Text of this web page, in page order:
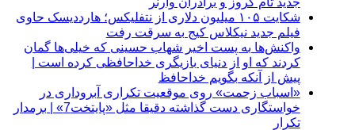
شکایت ۱۰۵ میلیون دلاری از نتفلیکس؛ هارددیسک حاوی
فیلم جدید نیکلاس کیج به سرقت رفت
واکنش‌ها به پست اخیر شهاب حسینی که خیلی‌ها گمان
کردند که او از دنیای بازیگری خداحافظی کرده است |
پیش از آنکه بگویم خداحافظ
«اسباب زحمت» روی موقعیت تکراری آبروداری در
خواستگاری دست گذاشته دقیقا مثل «پایتخت7» | برمدار
تکرار